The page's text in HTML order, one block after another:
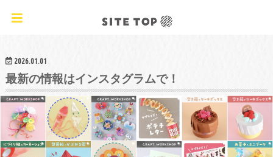
2026.01.01
最新の情報はインスタグラムで！